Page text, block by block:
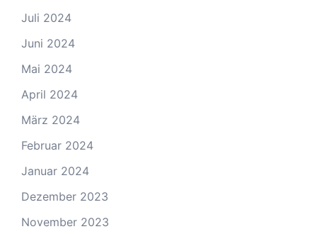
Juli 2024
Juni 2024
Mai 2024
April 2024
März 2024
Februar 2024
Januar 2024
Dezember 2023
November 2023